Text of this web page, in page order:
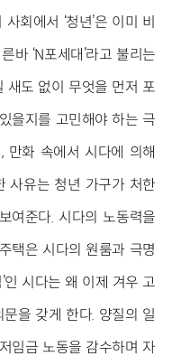
회에서 ‘청년’은 이미 비
바 ‘N포세대’라고 불리는
새도 없이 무엇을 먼저 포
을지를 고민해야 하는 극
만화 속에서 시다에 의해
사유는 청년 가구가 처한
여준다. 시다의 노동력을
택은 시다의 원룸과 극명
인 시다는 왜 이제 겨우 고
을 갖게 한다. 양질의 일
임금 노동을 감수하며 자